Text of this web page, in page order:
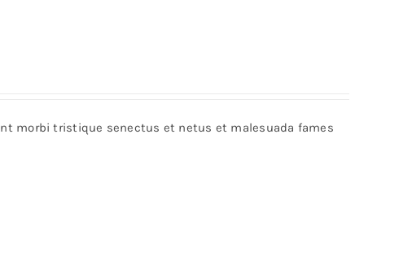
morbi tristique senectus et netus et malesuada fames